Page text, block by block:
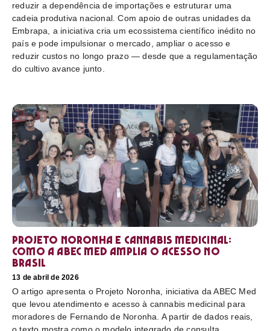
reduzir a dependência de importações e estruturar uma
cadeia produtiva nacional. Com apoio de outras unidades da
Embrapa, a iniciativa cria um ecossistema científico inédito no
país e pode impulsionar o mercado, ampliar o acesso e
reduzir custos no longo prazo — desde que a regulamentação
do cultivo avance junto.
Projeto Noronha e cannabis medicinal:
como a ABEC Med amplia o acesso no
Brasil
13 de abril de 2026
O artigo apresenta o Projeto Noronha, iniciativa da ABEC Med
que levou atendimento e acesso à cannabis medicinal para
moradores de Fernando de Noronha. A partir de dados reais,